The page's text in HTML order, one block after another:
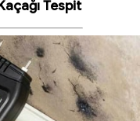
Tespit